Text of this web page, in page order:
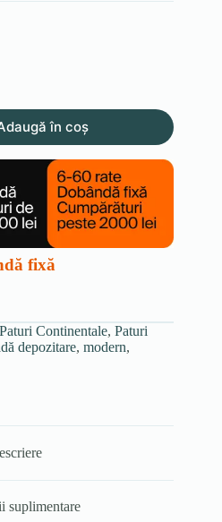
în coș
fixă
Paturi Continentale, Paturi
depozitare, modern,
suplimentare